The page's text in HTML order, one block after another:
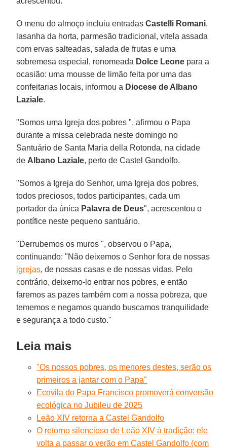
O menu do almoço incluiu entradasCastelli Romani,
lasanha da horta, parmesão tradicional, vitela assada
com ervas salteadas, salada de frutas e uma
sobremesa especial, renomeada Dolce Leone para a
ocasião: uma mousse de limão feita por uma das
confeitarias locais, informou a Diocese de Albano
Laziale.
"Somos uma Igreja dos pobres ", afirmou o Papa
durante a missa celebrada neste domingo no
Santuário de Santa Maria della Rotonda, na cidade
de Albano Laziale, perto de Castel Gandolfo.
"Somos a Igreja do Senhor, uma Igreja dos pobres,
todos preciosos, todos participantes, cada um
portador da única Palavra de Deus", acrescentou o
pontífice neste pequeno santuário.
"Derrubemos os muros ", observou o Papa,
continuando: "Não deixemos o Senhor fora de nossas
igrejas, de nossas casas e de nossas vidas. Pelo
contrário, deixemo-lo entrar nos pobres, e então
faremos as pazes também com a nossa pobreza, que
tememos e negamos quando buscamos tranquilidade
e segurança a todo custo."
Leia mais
"Os nossos pobres, os menores destes, serão os
primeiros a jantar com o Papa"
Ecovila do Papa Francisco promoverá conversão
ecológica no Jubileu de 2025
Leão XIV retorna a Castel Gandolfo
O retorno silencioso de Leão XIV à tradição: ele
volta a passar o verão em Castel Gandolfo (com